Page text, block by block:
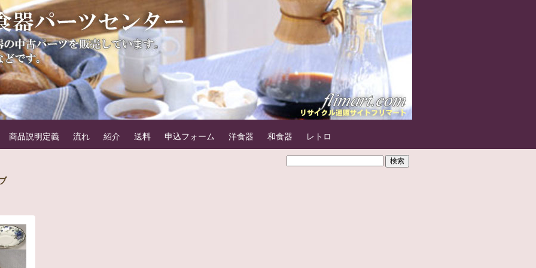
パーツセンター
例えばカップ＆ソーサーのカップのみやソーサーのみなどです。
商品説明定義 流れ 紹介 送料 申込フォーム 洋食器 和食器 レトロ